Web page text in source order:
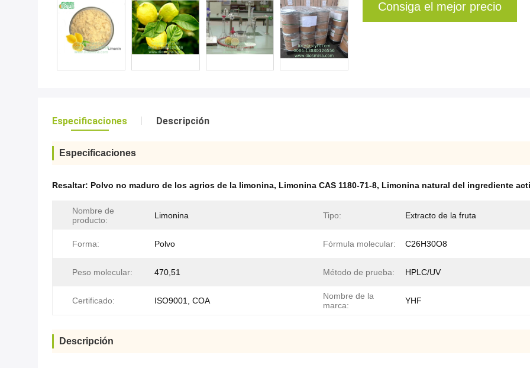
Consiga el mejor precio
Especificaciones Descripción
Especificaciones
Resaltar: Polvo no maduro de los agrios de la limonina, Limonina CAS 1180-71-8, Limonina natural del ingrediente
Nombre de
producto:
Limonina Tipo: Extracto de la fruta
Forma: Polvo Fórmula molecular: C26H30O8
Peso molecular: 470,51 Método de prueba: HPLC/UV
Certificado: ISO9001, COA
Nombre de la
marca:
YHF
Descripción